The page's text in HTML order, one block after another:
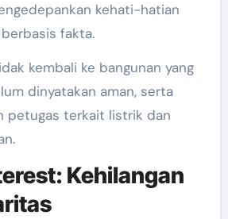
kehati-hatian
fakta.
kembali ke bangunan yang
dinyatakan aman, serta
petugas terkait listrik dan
Kehilangan